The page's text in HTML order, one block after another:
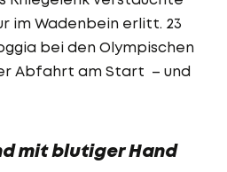
im Wadenbein erlitt. 23
bei den Olympischen
Abfahrt am Start – und
mit blutiger Hand